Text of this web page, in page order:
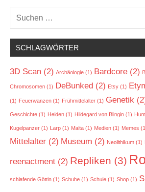
Suchen
nach:
SCHLAGWÖRTER
3D Scan (2) Archäologie (1) Bardcore (2)
Chromosomen (1) DeBunked (2) Etsy (1)
(1) Feuerwanzen (1) Frühmittelalter (1) Genetik
Geschichte (1) Helden (1) Hildegard von Blingin (1)
Kugelpanzer (1) Larp (1) Malta (1) Medien (1) Memes
Mittelalter (2) Museum (2) Neolithikum (1)
reenactment (2) Repliken (3)
schlafende Göttin (1) Schuhe (1) Schule (1) Shop (1)